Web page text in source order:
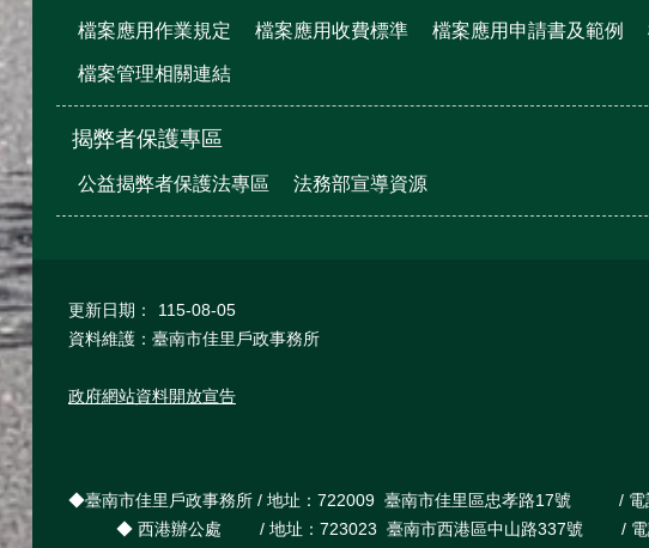
檔案應用作業規定 檔案應用收費標準 檔案應用申請書及範例
檔案管理相關連結
揭弊者保護專區
公益揭弊者保護法專區 法務部宣導資源
更新日期：
115-08-05
資料維護：臺南市佳里戶政事務所
政府網站資料開放宣告
◆臺南市佳里戶政事務所 / 地址：722009 臺南市佳里區忠孝路17號 / 電
◆ 西港辦公處 / 地址：723023 臺南市西港區中山路337號 / 電話